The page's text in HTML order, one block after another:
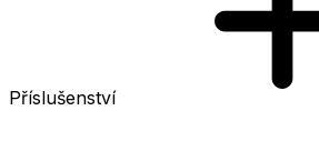
Příslušenství